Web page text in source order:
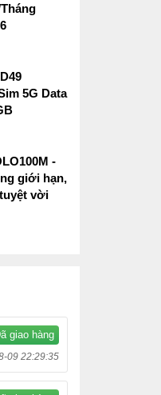
5G Data
-
giới hạn,
vời
giao hàng
09 22:29:35